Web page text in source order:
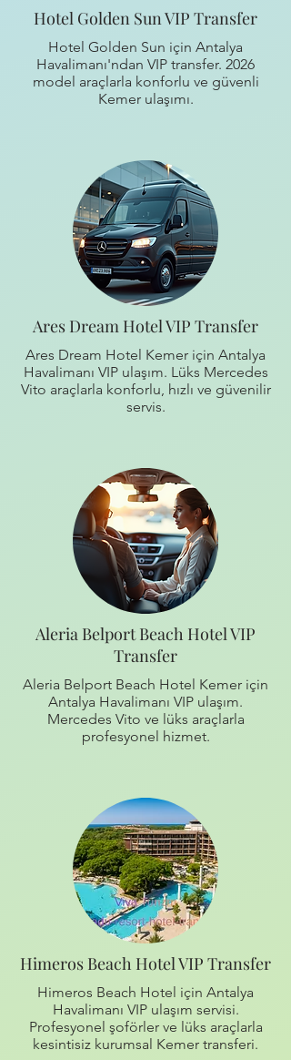
Hotel Golden Sun VIP Transfer
Hotel Golden Sun için Antalya
Havalimanı'ndan VIP transfer. 2026
model araçlarla konforlu ve güvenli
Kemer ulaşımı.
Ares Dream Hotel VIP Transfer
Ares Dream Hotel Kemer için Antalya
Havalimanı VIP ulaşım. Lüks Mercedes
Vito araçlarla konforlu, hızlı ve güvenilir
servis.
Aleria Belport Beach Hotel VIP
Transfer
Aleria Belport Beach Hotel Kemer için
Antalya Havalimanı VIP ulaşım.
Mercedes Vito ve lüks araçlarla
profesyonel hizmet.
Himeros Beach Hotel VIP Transfer
Himeros Beach Hotel için Antalya
Havalimanı VIP ulaşım servisi.
Profesyonel şoförler ve lüks araçlarla
kesintisiz kurumsal Kemer transferi.